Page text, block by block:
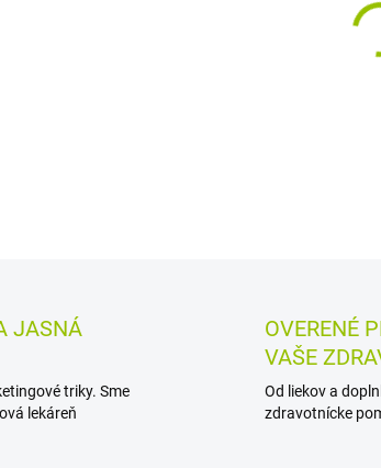
JASNÁ
triky. Sme
lekáreň
OVERENÉ
VAŠE
Od liekov a
zdravotnícke